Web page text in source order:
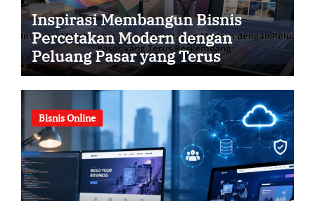
Inspirasi Membangun Bisnis
Percetakan Modern dengan
Peluang Pasar yang Terus
Berkembang
Bisnis Online